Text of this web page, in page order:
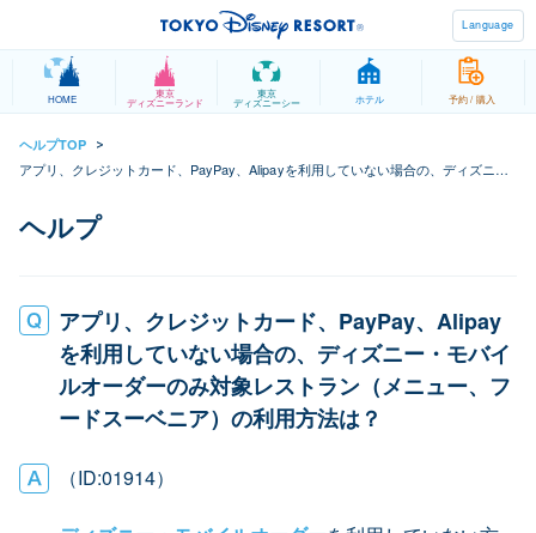
Language
HOME 東京
ディズニーランド
東京
ディズニーシー ホテル 予約 / 購入
ヘルプTOP >
アプリ、クレジットカード、PayPay、Alipayを利用していない場合の、ディズニ
方法は？
アプリ、クレジットカード、PayPay、Alipay
を利用していない場合の、ディズニー・モバイ
ルオーダーのみ対象レストラン（メニュー、フ
ードスーベニア）の利用方法は？
（ID:01914）